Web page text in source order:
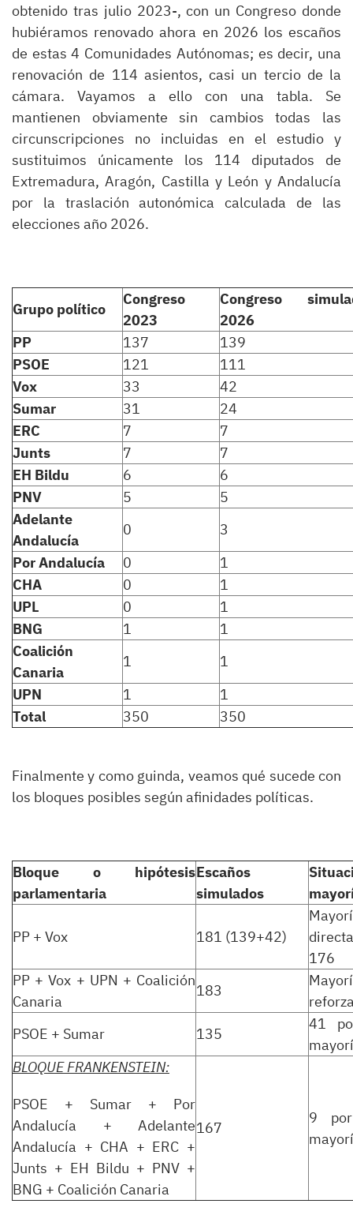
obtenido tras julio 2023-, con un Congreso donde
hubiéramos renovado ahora en 2026 los escaños
de estas 4 Comunidades Autónomas; es decir, una
renovación de 114 asientos, casi un tercio de la
cámara. Vayamos a ello con una tabla. Se
mantienen obviamente sin cambios todas las
circunscripciones no incluidas en el estudio y
sustituimos únicamente los 114 diputados de
Extremadura, Aragón, Castilla y León y Andalucía
por la traslación autonómica calculada de las
elecciones año 2026.
Grupo político
Congreso
2023
Congreso
2026
PP
137
139
PSOE
121
111
Vox
33
42
Sumar
31
24
ERC
7
7
Junts
7
7
EH Bildu
6
6
PNV
5
5
Adelante
Andalucía
0
3
Por Andalucía
0
1
CHA
0
1
UPL
0
1
BNG
1
1
Coalición
Canaria
1
1
UPN
1
1
Total
350 350
Finalmente y como guinda, veamos qué sucede con
los bloques posibles según afinidades políticas.
Bloque o hipótesis
parlamentaria
Escaños
simulados
PP + Vox 181 (139+42)
176
PP + Vox + UPN + Coalición
Canaria
183
PSOE + Sumar
135
41
BLOQUE FRANKENSTEIN:
PSOE + Sumar + Por
Andalucía + Adelante
Andalucía + CHA + ERC +
Junts + EH Bildu + PNV +
BNG + Coalición Canaria
167
9